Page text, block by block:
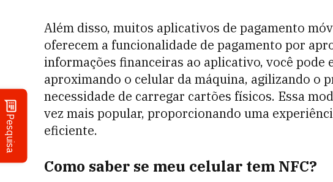
Pesquisa
Além disso, muitos aplicativos de pagamento
oferecem a funcionalidade de pagamento por
informações financeiras ao aplicativo, você pode
aproximando o celular da máquina, agilizando o
necessidade de carregar cartões físicos. Essa
vez mais popular, proporcionando uma
eficiente.
Como saber se meu celular tem NFC?